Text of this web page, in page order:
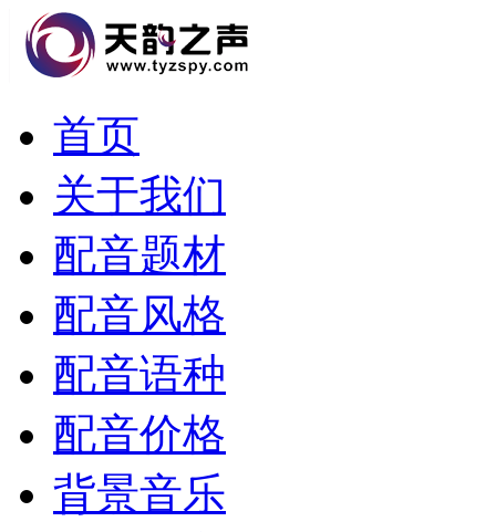
首页
关于我们
配音题材
配音风格
配音语种
配音价格
背景音乐